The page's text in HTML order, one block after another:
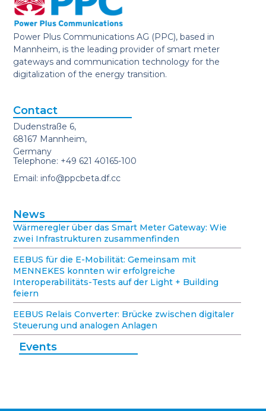
Power Plus Communications AG (PPC), based in
Mannheim, is the leading provider of smart meter
gateways and communication technology for the
digitalization of the energy transition.
News
Wärmeregler über das Smart Meter Gateway: Wie
zwei Infrastrukturen zusammenfinden
EEBUS für die E-Mobilität: Gemeinsam mit
MENNEKES konnten wir erfolgreiche
Interoperabilitäts-Tests auf der Light + Building
feiern
EEBUS Relais Converter: Brücke zwischen digitaler
Steuerung und analogen Anlagen
Events
Contact
Dudenstraße 6,
68167 Mannheim,
Germany
Telephone: +49 621 40165-100
Email: info@ppcbeta.df.cc